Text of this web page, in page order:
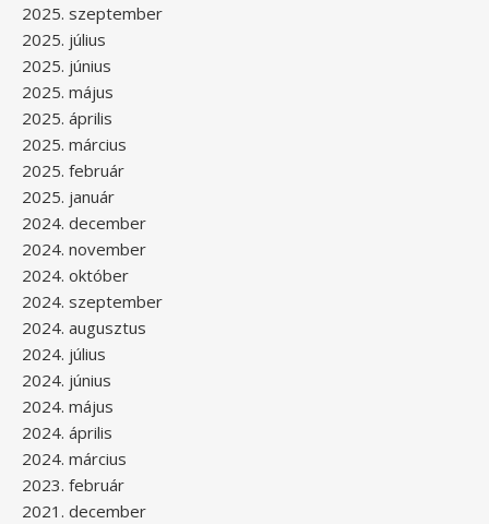
2025. szeptember
2025. július
2025. június
2025. május
2025. április
2025. március
2025. február
2025. január
2024. december
2024. november
2024. október
2024. szeptember
2024. augusztus
2024. július
2024. június
2024. május
2024. április
2024. március
2023. február
2021. december